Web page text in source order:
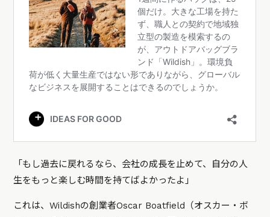
「もし過去に戻れるなら、会社の成長を止めて、自分の人
生をもっと楽しむ時間を持てばよかったよ」
これは、Wildishの創業者Oscar Boatfield（オスカー・ボ